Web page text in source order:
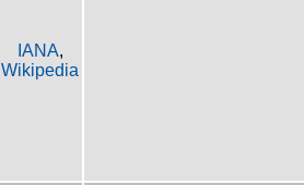
IANA,
Wikipedia